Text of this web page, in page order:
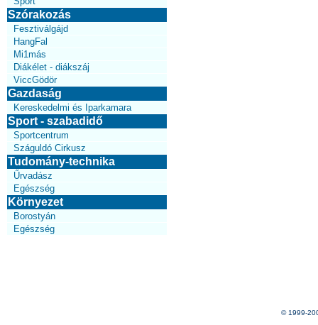
Szórakozás
Fesztiválgájd
HangFal
Mi1más
Diákélet - diákszáj
ViccGödör
Gazdaság
Kereskedelmi és Iparkamara
Sport - szabadidő
Sportcentrum
Száguldó Cirkusz
Tudomány-technika
Űrvadász
Egészség
Környezet
Borostyán
Egészség
© 1999-